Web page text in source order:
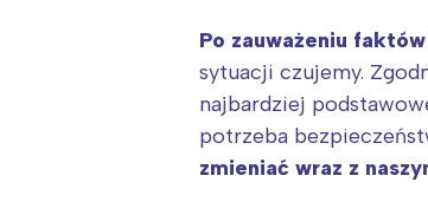
Po zauważeniu
sytuacji czujemy.
najbardziej
potrzeba
zmieniać wraz z